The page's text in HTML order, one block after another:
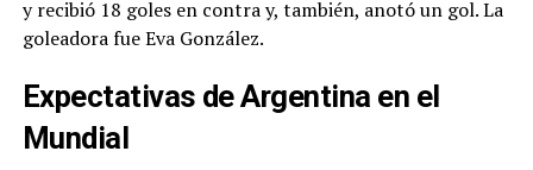
y recibió 18 goles en contra y, también, anotó un gol. La
goleadora fue Eva González.
Expectativas de Argentina en el
Mundial